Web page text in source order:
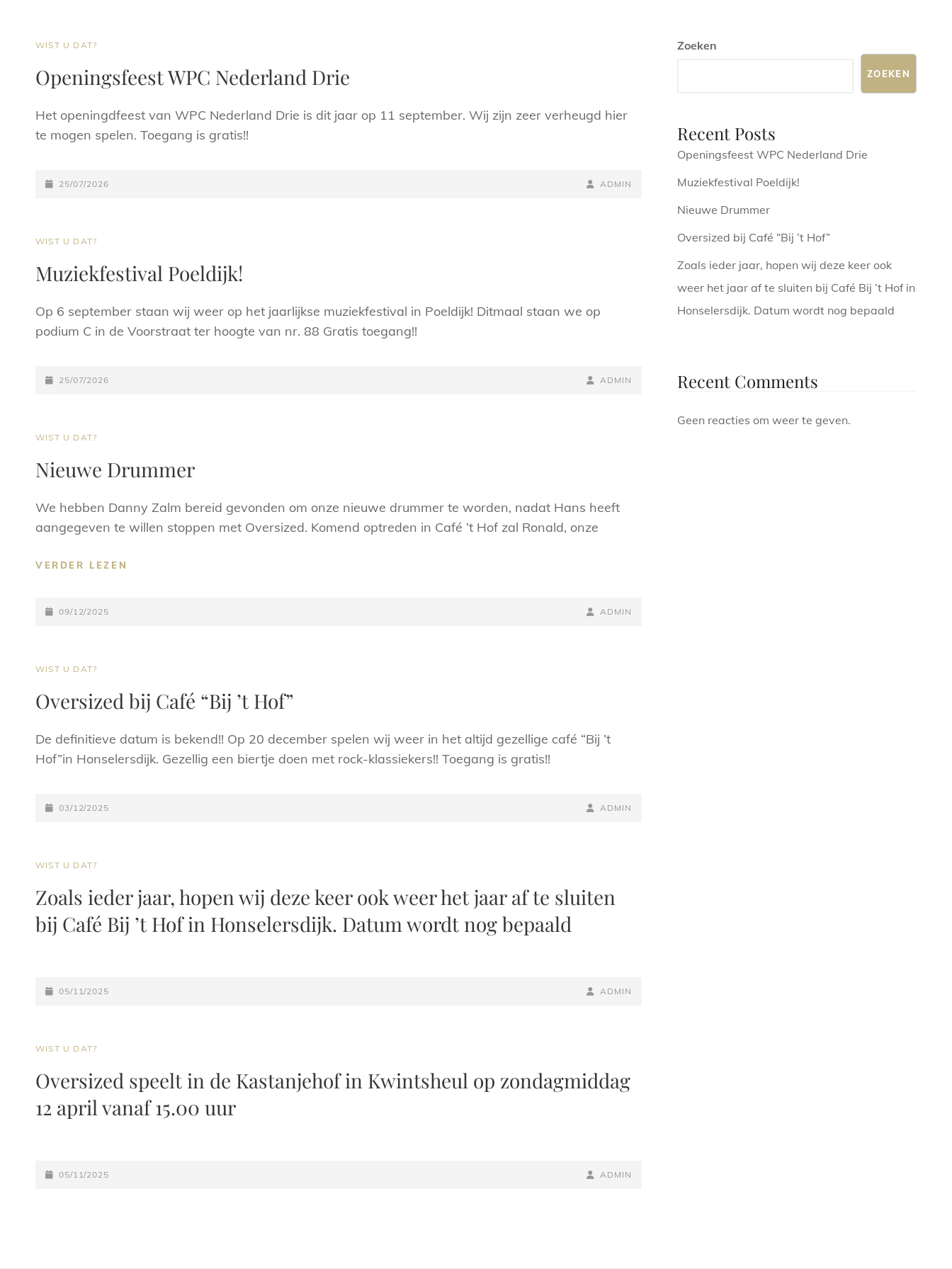
CAT
WIST U DAT?
Openingsfeest WPC Nederland Drie
Het openingdfeest van WPC Nederland Drie is dit jaar op 11 september. Wij zijn zeer verheugd hier
te mogen spelen. Toegang is gratis!!
GEPLAATST
25/07/2026 NAAMREGEL
BYLINE
ADMIN
CAT
WIST U DAT?
Muziekfestival Poeldijk!
Op 6 september staan wij weer op het jaarlijkse muziekfestival in Poeldijk! Ditmaal staan we op
podium C in de Voorstraat ter hoogte van nr. 88 Gratis toegang!!
GEPLAATST
25/07/2026 NAAMREGEL
BYLINE
ADMIN
CAT
WIST U DAT?
Nieuwe Drummer
We hebben Danny Zalm bereid gevonden om onze nieuwe drummer te worden, nadat Hans heeft
aangegeven te willen stoppen met Oversized. Komend optreden in Café ’t Hof zal Ronald, onze
VERDER LEZEN
GEPLAATST
09/12/2025 NAAMREGEL
BYLINE
ADMIN
CAT
WIST U DAT?
Oversized bij Café “Bij ’t Hof”
De definitieve datum is bekend!! Op 20 december spelen wij weer in het altijd gezellige café “Bij ’t
Hof”in Honselersdijk. Gezellig een biertje doen met rock-klassiekers!! Toegang is gratis!!
GEPLAATST
03/12/2025 NAAMREGEL
BYLINE
ADMIN
CAT
WIST U DAT?
Zoals ieder jaar, hopen wij deze keer ook weer het jaar af te sluiten
bij Café Bij ’t Hof in Honselersdijk. Datum wordt nog bepaald
GEPLAATST
05/11/2025 NAAMREGEL
BYLINE
ADMIN
CAT
WIST U DAT?
Oversized speelt in de Kastanjehof in Kwintsheul op zondagmiddag
12 april vanaf 15.00 uur
GEPLAATST
05/11/2025 NAAMREGEL
BYLINE
ADMIN
Zoeken
ZOEKEN
Recent Posts
Openingsfeest WPC Nederland Drie
Muziekfestival Poeldijk!
Nieuwe Drummer
Oversized bij Café “Bij ’t Hof”
Zoals ieder jaar, hopen wij deze keer ook
weer het jaar af te sluiten bij Café Bij ’t Hof in
Honselersdijk. Datum wordt nog bepaald
Recent Comments
Geen reacties om weer te geven.